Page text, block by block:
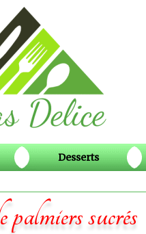
Desserts
sucrés